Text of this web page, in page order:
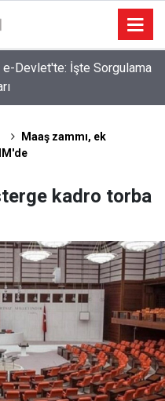
e-Devlet'te: İşte Sorgulama
Maaş zammı, ek
kadro torba